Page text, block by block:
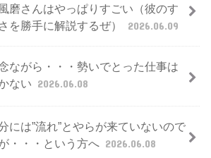
磨さんはやっぱりすごい（彼のす
を勝手に解説するぜ）
2026.06.09
ながら・・・勢いでとった仕事は
ない 2026.06.08
には”流れ”とやらが来ていないので
・・・という方へ 2026.06.08